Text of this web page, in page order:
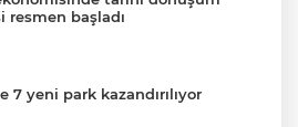
resmen başladı
7 yeni park kazandırılıyor